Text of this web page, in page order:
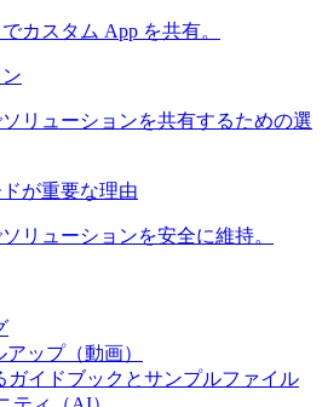
カスタム App を共有。
リューションを共有するための選
が重要な理由
リューションを安全に維持。
ップ（動画）
ガイドブックとサンプルファイル